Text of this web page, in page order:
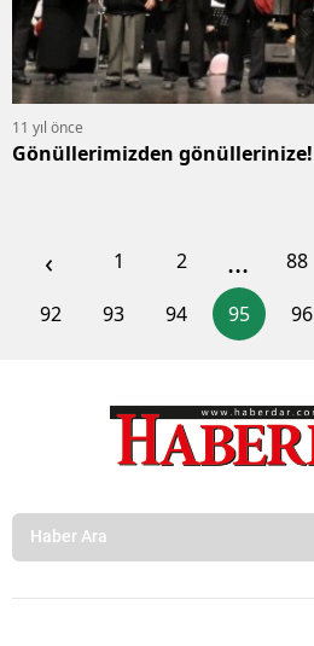
11 yıl önce
Gönüllerimizden gönüllerinize!
‹ 1 2 ... 88
92
93 94 95 96